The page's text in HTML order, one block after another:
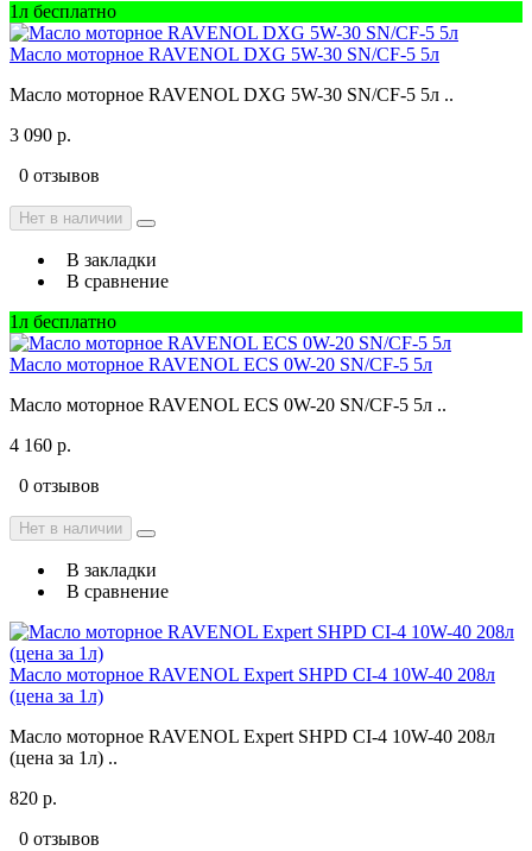
1л бесплатно
Масло моторное RAVENOL DXG 5W-30 SN/CF-5 5л
Масло моторное RAVENOL DXG 5W-30 SN/CF-5 5л ..
3 090 р.
0 отзывов
Нет в наличии
В закладки
В сравнение
1л бесплатно
Масло моторное RAVENOL ECS 0W-20 SN/CF-5 5л
Масло моторное RAVENOL ECS 0W-20 SN/CF-5 5л ..
4 160 р.
0 отзывов
Нет в наличии
В закладки
В сравнение
Масло моторное RAVENOL Expert SHPD CI-4 10W-40 208л
(цена за 1л)
Масло моторное RAVENOL Expert SHPD CI-4 10W-40 208л
(цена за 1л) ..
820 р.
0 отзывов